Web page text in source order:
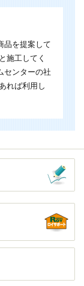
品を提案して
施工してく
センターの社
れば利用し